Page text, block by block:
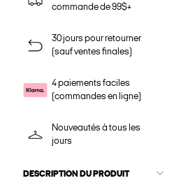
commande de 99$+
30 jours pour retourner
(sauf ventes finales)
4 paiements faciles
(commandes en ligne)
Nouveautés à tous les
jours
DESCRIPTION DU PRODUIT